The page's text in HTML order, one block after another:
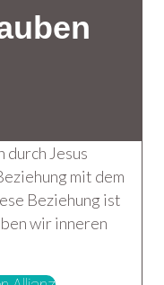
durch Jesus
mit dem
Beziehung ist
wir inneren